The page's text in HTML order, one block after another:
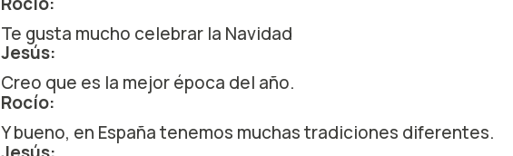
Te gusta mucho celebrar la Navidad
Jesús:
Creo que es la mejor época del año.
Rocío:
Y bueno, en España tenemos muchas tradiciones diferentes.